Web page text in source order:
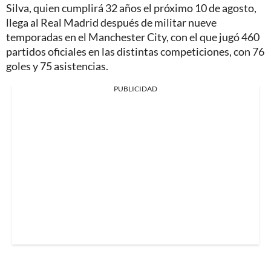
Silva, quien cumplirá 32 años el próximo 10 de agosto,
llega al Real Madrid después de militar nueve
temporadas en el Manchester City, con el que jugó 460
partidos oficiales en las distintas competiciones, con 76
goles y 75 asistencias.
PUBLICIDAD